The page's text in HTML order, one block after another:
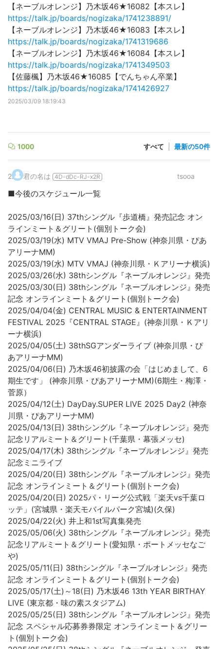
【ネーブルオレンジ】乃木坂46★16082【本スレ】
https://talk.jp/boards/nogizaka/1741238891/
【ネーブルオレンジ】乃木坂46★16083【本スレ】
https://talk.jp/boards/nogizaka/1741319686
【ネーブルオレンジ】乃木坂46★16084【本スレ】
https://talk.jp/boards/nogizaka/1741349503
【佐藤楓】乃木坂46★16085【でんちゃん卒業】
https://talk.jp/boards/nogizaka/1741426927
2025/03/09 18:19:43
1000 すべて 最新の50件
2. 君の名は 4D-dDc-RJ-x2R tsooa
■今後のスケジュール一覧
2025/03/16(日) 37thシングル『歩道橋』発売記念 オン
ラインミート＆グリート(個別トーク会)
2025/03/19(水) MTV VMAJ Pre-Show (神奈川県・ぴあ
アリーナMM)
2025/03/19(水) MTV VMAJ (神奈川県・Ｋアリーナ横浜)
2025/03/26(水) 38thシングル『ネーブルオレンジ』発売
2025/03/30(日) 38thシングル『ネーブルオレンジ』発売
記念 オンラインミート＆グリート(個別トーク会)
2025/04/04(金) CENTRAL MUSIC & ENTERTAINMENT
FESTIVAL 2025『CENTRAL STAGE』(神奈川県・Ｋアリ
ーナ横浜)
2025/04/05(土) 38thSGアンダーライブ (神奈川県・ぴ
あアリーナMM)
2025/04/06(日) 乃木坂46初披露の会「はじめまして、6
期生です」 (神奈川県・ぴあアリーナMM)(6期生・梅澤・
菅原）
2025/04/12(土) DayDay.SUPER LIVE 2025 Day2 (神奈
川県・ぴあアリーナMM)
2025/04/13(日) 38thシングル『ネーブルオレンジ』発売
記念リアルミート＆グリート(千葉県・幕張メッセ)
2025/04/17(木) 38thシングル『ネーブルオレンジ』発売
記念ミニライブ
2025/04/20(日) 38thシングル『ネーブルオレンジ』発売
記念 オンラインミート＆グリート(個別トーク会)
2025/04/20(日) 2025パ・リーグ公式戦「楽天vs千葉ロ
ッテ」(宮城県・楽天モバイルパーク宮城)(久保)
2025/04/22(火) 井上和1st写真集発売
2025/05/06(火) 38thシングル『ネーブルオレンジ』発売
記念リアルミート＆グリート(愛知県・ポートメッセなご
や)
2025/05/11(日) 38thシングル『ネーブルオレンジ』発売
記念 オンラインミート＆グリート(個別トーク会)
2025/05/17(土)～18(日) 乃木坂46 13th YEAR BIRTHAY
LIVE (東京都・味の素スタジアム)
2025/05/25(日) 38thシングル『ネーブルオレンジ』発売
記念 スペシャル応募券券限定 オンラインミート＆グリー
ト(個別トーク会)